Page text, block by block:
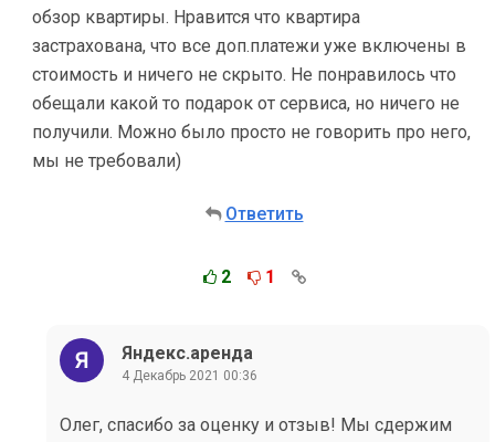
обзор квартиры. Нравится что квартира
застрахована, что все доп.платежи уже включены в
стоимость и ничего не скрыто. Не понравилось что
обещали какой то подарок от сервиса, но ничего не
получили. Можно было просто не говорить про него,
мы не требовали)
Ответить
2 1
Яндекс.аренда
4 Декабрь 2021 00:36
Олег, спасибо за оценку и отзыв! Мы сдержим